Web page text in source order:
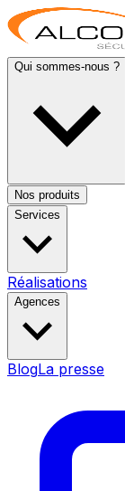
Qui sommes-nous ?
Nos produits
Services
Réalisations
Agences
BlogLa presse